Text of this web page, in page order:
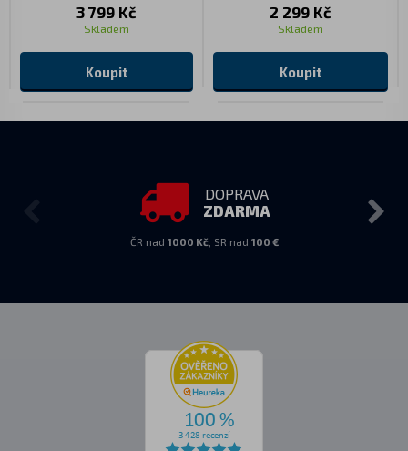
3 799 Kč
Skladem
Koupit
2 299 Kč
Skladem
Koupit
DOPRAVA
ZDARMA
ČR nad 1000 Kč, SR nad 100 €